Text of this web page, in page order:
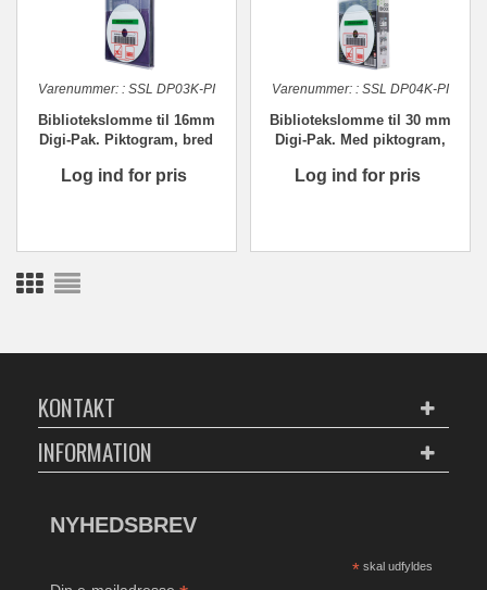
Varenummer:: SSL DP03K-PI
Bibliotekslomme til 16mm
Digi-Pak. Piktogram, bred
Log ind for pris
Varenummer: : SSL DP04K-PI
Bibliotekslomme til 30 mm
Digi-Pak. Med piktogram,
Log ind for pris
KONTAKT
INFORMATION
NYHEDSBREV
* skal udfyldes